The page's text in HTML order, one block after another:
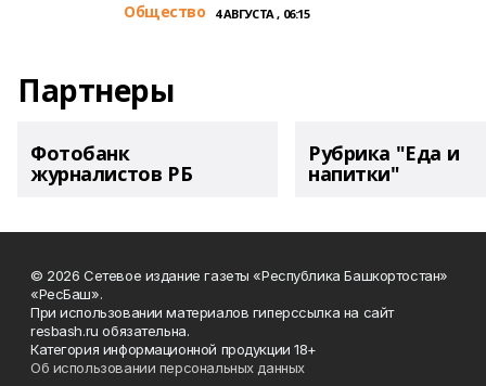
Общество 4 АВГУСТА , 06:15
Партнеры
Фотобанк
журналистов РБ
Рубрика "Еда и
напитки"
© 2026 Сетевое издание газеты «Республика Башкортостан»
«РесБаш».
При использовании материалов гиперссылка на сайт
resbash.ru обязательна.
Категория информационной продукции 18+
Об использовании персональных данных